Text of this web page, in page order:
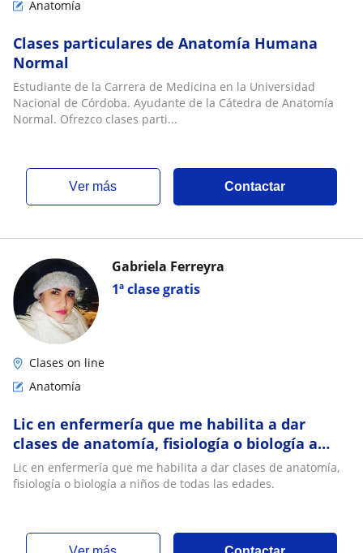
Anatomía
Clases particulares de Anatomía Humana
Normal
Estudiante de la Carrera de Medicina en la Universidad
Nacional de Córdoba. Ayudante de la Cátedra de Anatomía
Normal. Ofrezco clases parti...
ver más Contactar
1ª clase gratis
Gabriela Ferreyra
Clases on line
Anatomía
Lic en enfermería que me habilita a dar
clases de anatomía, fisiología o biología a
niños de todas las edades
Lic en enfermería que me habilita a dar clases de anatomía,
fisiología o biología a niños de todas las edades.